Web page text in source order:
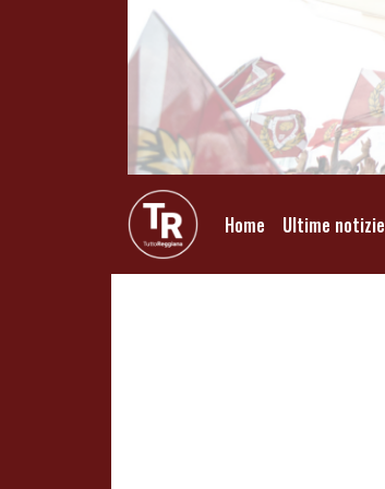
Home Ultime notizie